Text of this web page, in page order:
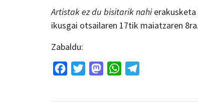
Artistak ez du bisitarik nahierakusketa
ikusgai otsailaren 17tik maiatzaren 8ra.
Zabaldu:
FacebookTwitterMastodonWhatsApp